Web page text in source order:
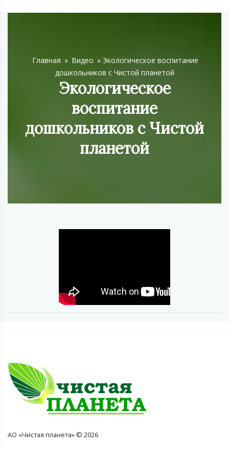
Главная » Видео » Экологическое воспитание
дошкольников с Чистой планетой
Экологическое
воспитание
дошкольников с Чистой
планетой
АО «Чистая планета» © 2026